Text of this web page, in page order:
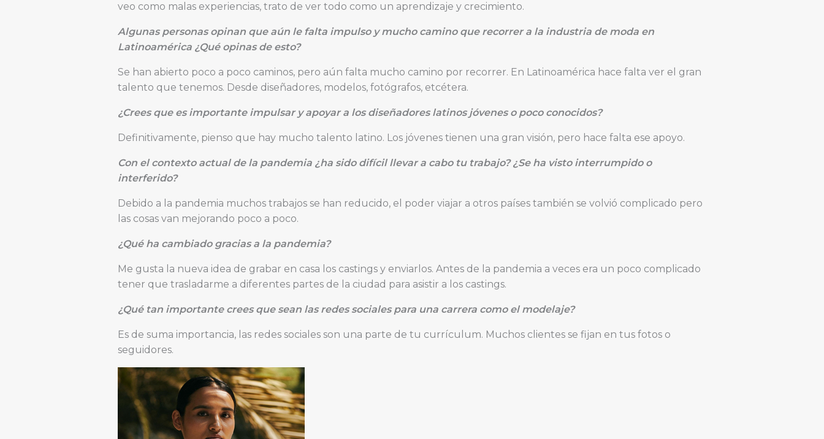
veo como malas experiencias, trato de ver todo como un aprendizaje y crecimiento.
Algunas personas opinan que aún le falta impulso y mucho camino que recorrer a la industria de moda en
Latinoamérica ¿Qué opinas de esto?
Se han abierto poco a poco caminos, pero aún falta mucho camino por recorrer. En Latinoamérica hace falta ver el gran
talento que tenemos. Desde diseñadores, modelos, fotógrafos, etcétera.
¿Crees que es importante impulsar y apoyar a los diseñadores latinos jóvenes o poco conocidos?
Definitivamente, pienso que hay mucho talento latino. Los jóvenes tienen una gran visión, pero hace falta ese apoyo.
Con el contexto actual de la pandemia ¿ha sido difícil llevar a cabo tu trabajo? ¿Se ha visto interrumpido o
interferido?
Debido a la pandemia muchos trabajos se han reducido, el poder viajar a otros países también se volvió complicado pero
las cosas van mejorando poco a poco.
¿Qué ha cambiado gracias a la pandemia?
Me gusta la nueva idea de grabar en casa los castings y enviarlos. Antes de la pandemia a veces era un poco complicado
tener que trasladarme a diferentes partes de la ciudad para asistir a los castings.
¿Qué tan importante crees que sean las redes sociales para una carrera como el modelaje?
Es de suma importancia, las redes sociales son una parte de tu currículum. Muchos clientes se fijan en tus fotos o
seguidores.